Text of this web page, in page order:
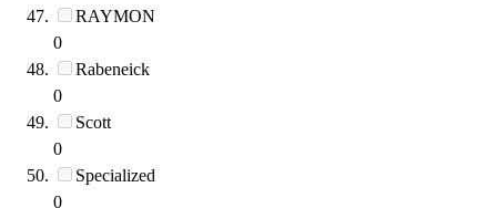
RAYMON
0
Rabeneick
0
Scott
0
Specialized
0